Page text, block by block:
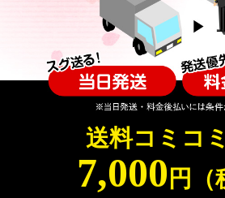
送料コミコ
7,000 円（